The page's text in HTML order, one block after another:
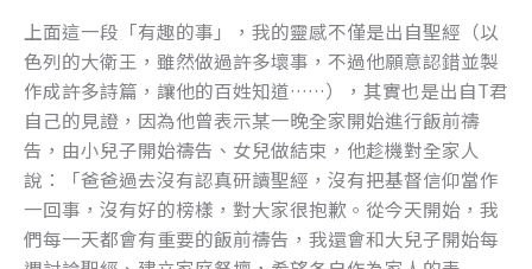
上面這一段「有趣的事」，我的靈感不僅是出自聖經（以
色列的大衛王，雖然做過許多壞事，不過他願意認錯並製
作成許多詩篇，讓他的百姓知道……），其實也是出自T君
自己的見證，因為他曾表示某一晚全家開始進行飯前禱
告，由小兒子開始禱告、女兒做結束，他趁機對全家人
說：「爸爸過去沒有認真研讀聖經，沒有把基督信仰當作
一回事，沒有好的榜樣，對大家很抱歉。從今天開始，我
們每一天都會有重要的飯前禱告，我還會和大兒子開始每